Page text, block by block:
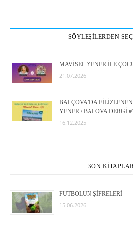
SÖYLEŞİLERDEN
MAVİSEL YENER İLE
21.07.2026
BALÇOVA’DA
YENER / BALOVA DERGİ
16.12.2025
SON KİTAPLAR
FUTBOLUN ŞİFRELERİ
15.06.2026